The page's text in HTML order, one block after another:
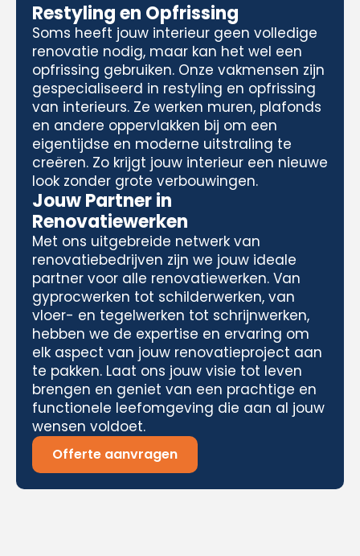
Restyling en Opfrissing
Soms heeft jouw interieur geen volledige
renovatie nodig, maar kan het wel een
opfrissing gebruiken. Onze vakmensen zijn
gespecialiseerd in restyling en opfrissing
van interieurs. Ze werken muren, plafonds
en andere oppervlakken bij om een
eigentijdse en moderne uitstraling te
creëren. Zo krijgt jouw interieur een nieuwe
look zonder grote verbouwingen.
Jouw Partner in
Renovatiewerken
Met ons uitgebreide netwerk van
renovatiebedrijven zijn we jouw ideale
partner voor alle renovatiewerken. Van
gyprocwerken tot schilderwerken, van
vloer- en tegelwerken tot schrijnwerken,
hebben we de expertise en ervaring om
elk aspect van jouw renovatieproject aan
te pakken. Laat ons jouw visie tot leven
brengen en geniet van een prachtige en
functionele leefomgeving die aan al jouw
wensen voldoet.
Offerte aanvragen